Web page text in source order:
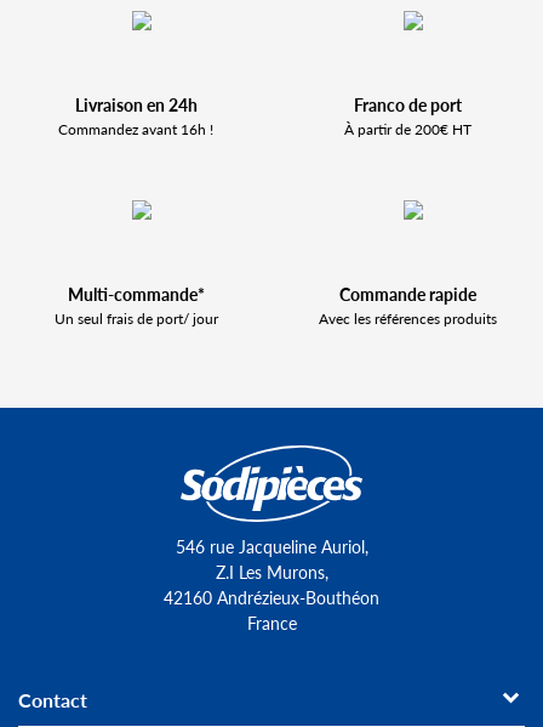
Livraison en 24h
Commandez avant 16h !
Franco de port
À partir de 200€ HT
Multi-commande*
Un seul frais de port/ jour
Commande rapide
Avec les références produits
546 rue Jacqueline Auriol,
Z.I Les Murons,
42160 Andrézieux-Bouthéon
France
Contact